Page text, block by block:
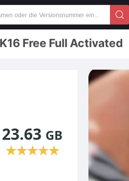
Free Full Activated
23.63 GB
★★★★★